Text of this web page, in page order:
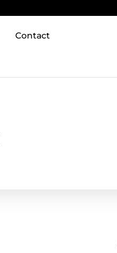
Contact